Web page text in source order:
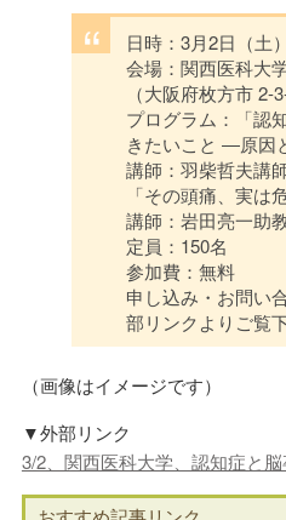
日時：3月2日（土
会場：関西医科大
（大阪府枚方市 2-
プログラム：「認
きたいこと ―原因
講師：羽柴哲夫講
「その頭痛、実は
講師：岩田亮一助
定員：150名
参加費：無料
申し込み・お問い
部リンクよりご覧下
（画像はイメージです）
▼外部リンク
3/2、関西医科大学、認知症と